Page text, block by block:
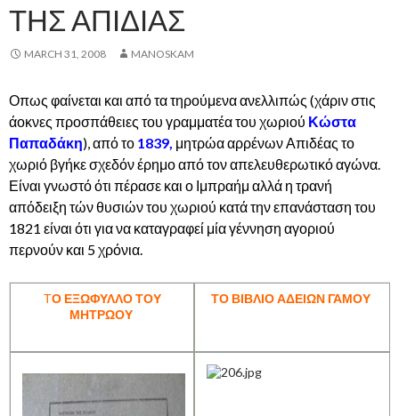
ΤΗΣ ΑΠΙΔΙΑΣ
MARCH 31, 2008 MANOSKAM
Οπως φαίνεται και από τα τηρούμενα ανελλιπώς (χάριν στις
άοκνες προσπάθειες του γραμματέα του χωριού Κώστα
Παπαδάκη), από το 1839, μητρώα αρρένων Απιδέας το
χωριό βγήκε σχεδόν έρημο από τον απελευθερωτικό αγώνα.
Είναι γνωστό ότι πέρασε και ο Ιμπραήμ αλλά η τρανή
απόδειξη τών θυσιών του χωριού κατά την επανάσταση του
1821 είναι ότι για να καταγραφεί μία γέννηση αγοριού
περνούν και 5 χρόνια.
ΤΟ ΕΞΩΦΥΛΛΟ ΤΟΥ
ΜΗΤΡΩΟΥ
ΤΟ ΒΙΒΛΙΟ ΑΔΕΙΩΝ ΓΑΜΟΥ